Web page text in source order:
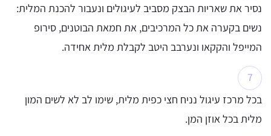
נסיר את שאריות הבצק מסביב לעיגולים ונעבור להכנת המלית:
נשים בקערה את כל המרכיבים, את חמאת הבוטנים, סירופ
המייפל והקקאו ונערבב היטב לקבלת מלית אחידה.
בכל מרכז עיגול נניח חצי כפית מלית, שימו לב לא לשים המון
מלית בכל אוזן המן.